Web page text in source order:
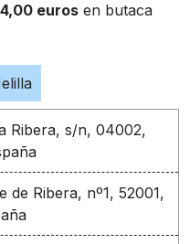
euros en butaca
Ribera, s/n, 04002,
de Ribera, nº1, 52001,